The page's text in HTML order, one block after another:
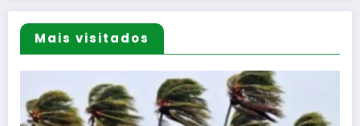
Mais visitados